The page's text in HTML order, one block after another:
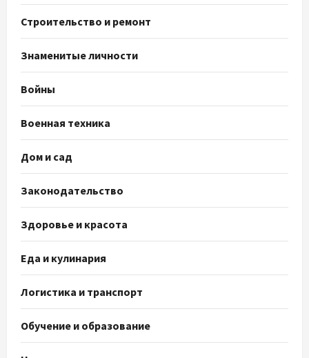
Строительство и ремонт
Знаменитые личности
Войны
Военная техника
Дом и сад
Законодательство
Здоровье и красота
Еда и кулинария
Логистика и транспорт
Обучение и образование